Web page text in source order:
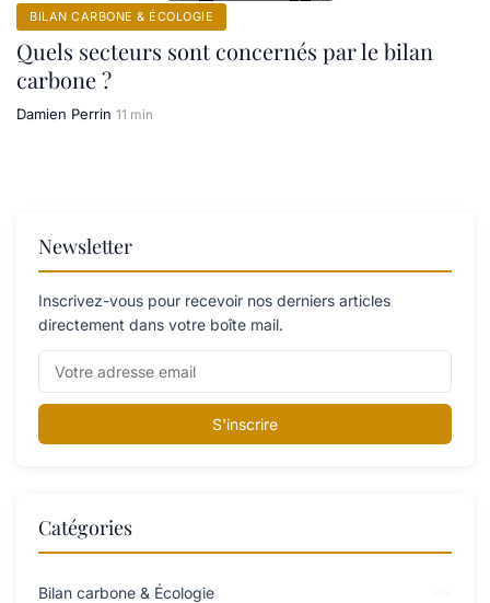
BILAN CARBONE & ÉCOLOGIE
Quels secteurs sont concernés par le bilan
carbone ?
Damien Perrin 11 min
Newsletter
Inscrivez-vous pour recevoir nos derniers articles
directement dans votre boîte mail.
S'inscrire
Catégories
Bilan carbone & Écologie